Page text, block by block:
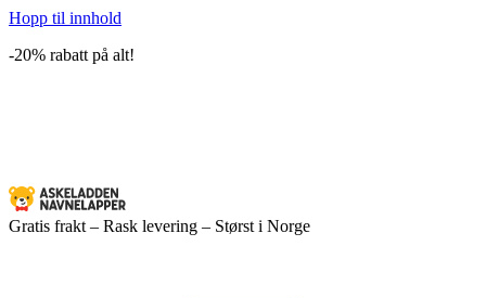
Hopp til innhold
-20% rabatt på alt!
Gratis frakt – Rask levering – Størst i Norge